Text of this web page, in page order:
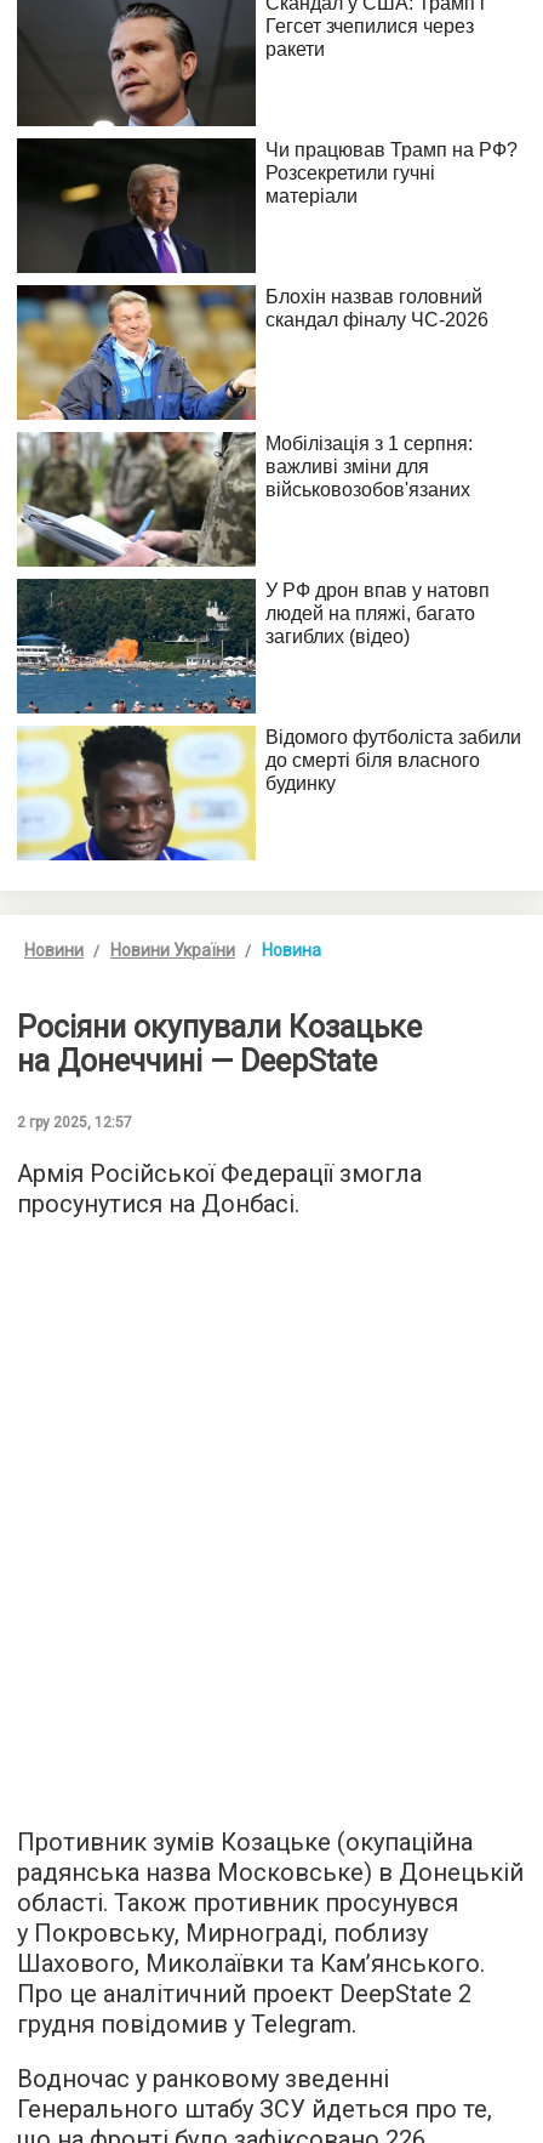
Новини Новини України Новина
Росіяни окупували Козацьке
на Донеччині — DeepState
2 гру 2025, 12:57
Армія Російської Федерації змогла
просунутися на Донбасі.
Противник зумів Козацьке (окупаційна
радянська назва Московське) в Донецькій
області. Також противник просунувся
у Покровську, Мирнограді, поблизу
Шахового, Миколаївки та Кам’янського.
Про це аналітичний проект DeepState 2
грудня повідомив у Telegram.
Водночас у ранковому зведенні
Генерального штабу ЗСУ йдеться про те,